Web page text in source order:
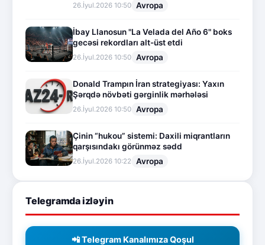
26.İyul.2026 10:50 Avropa
İbay Llanosun "La Velada del Año 6" boks
gecəsi rekordları alt-üst etdi
26.İyul.2026 10:50 Avropa
Donald Trampın İran strategiyası: Yaxın
Şərqdə növbəti gərginlik mərhələsi
26.İyul.2026 10:50 Avropa
Çinin “hukou” sistemi: Daxili miqrantların
qarşısındakı görünməz sədd
26.İyul.2026 10:22 Avropa
Telegramda izləyin
📲 Telegram Kanalımıza Qoşul